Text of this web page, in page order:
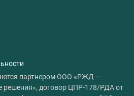
партнером ООО «РЖД —
решения», договор ЦПР-178/РДА от